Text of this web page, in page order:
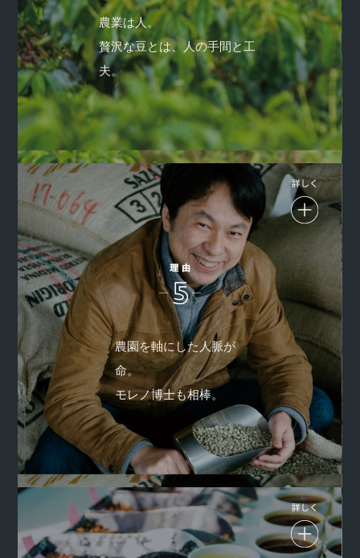
農業は人。
贅沢な豆とは、人の手間と工
夫。
情熱、変わらぬ農園への愛が何より大切。コーヒー豆づくり
は、農園従事者の「人柄と情熱」「技術とアイデア」なので
す。信頼する現地の生産者たちは、発想力もパワフル。贅沢
とは、値段ではなく、工夫と手間のこと。豆の価値を決める
のは、生産者の思いのたけです。
農園を軸にした人脈が
命。
モレノ博士も相棒。
農学部卒の代表取締役 鈴木太郎。1年の120日超は海外。産地
の人脈を広げ、ずばぬけた豆／種子を探し出し、世界中の農
園のプロたちとの交流を通して、歴史のある在来品種由来の
コーヒーを研究開発。元コロンビア国立コーヒー生産者連合
会の重鎮、コーヒー界の世界的権威、エドガー・モレノ化学
博士も経営パートナーです。